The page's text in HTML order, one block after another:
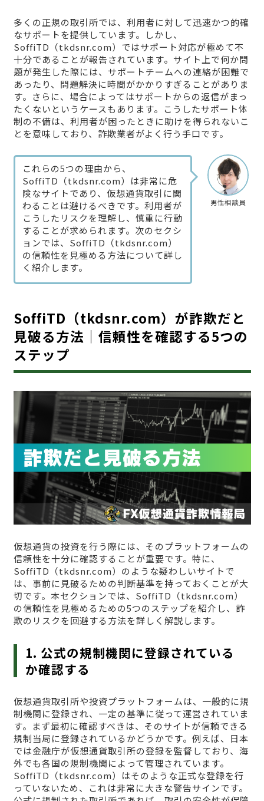
多くの正規の取引所では、利用者に対して迅速かつ的確
なサポートを提供しています。しかし、
SoffiTD（tkdsnr.com）ではサポート対応が極めて不
十分であることが報告されています。サイト上で何か問
題が発生した際には、サポートチームへの連絡が困難で
あったり、問題解決に時間がかかりすぎることがありま
す。さらに、場合によってはサポートからの返信がまっ
たくないというケースもあります。こうしたサポート体
制の不備は、利用者が困ったときに助けを得られないこ
とを意味しており、詐欺業者がよく行う手口です。
男性相談員
これらの5つの理由から、
SoffiTD（tkdsnr.com）は非常に危
険なサイトであり、仮想通貨取引に関
わることは避けるべきです。利用者が
こうしたリスクを理解し、慎重に行動
することが求められます。次のセクシ
ョンでは、SoffiTD（tkdsnr.com）
の信頼性を見極める方法について詳し
く紹介します。
SoffiTD（tkdsnr.com）が詐欺だと
見破る方法｜信頼性を確認する5つの
ステップ
仮想通貨の投資を行う際には、そのプラットフォームの
信頼性を十分に確認することが重要です。特に、
SoffiTD（tkdsnr.com）のような疑わしいサイトで
は、事前に見破るための判断基準を持っておくことが大
切です。本セクションでは、SoffiTD（tkdsnr.com）
の信頼性を見極めるための5つのステップを紹介し、詐
欺のリスクを回避する方法を詳しく解説します。
1. 公式の規制機関に登録されている
か確認する
仮想通貨取引所や投資プラットフォームは、一般的に規
制機関に登録され、一定の基準に従って運営されていま
す。まず最初に確認すべきは、そのサイトが信頼できる
規制当局に登録されているかどうかです。例えば、日本
では金融庁が仮想通貨取引所の登録を監督しており、海
外でも各国の規制機関によって管理されています。
SoffiTD（tkdsnr.com）はそのような正式な登録を行
っていないため、これは非常に大きな警告サインです。